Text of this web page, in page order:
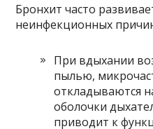
Бронхит часто
неинфекционных
При вдыхании
пылью,
откладываются
оболочки
приводит к